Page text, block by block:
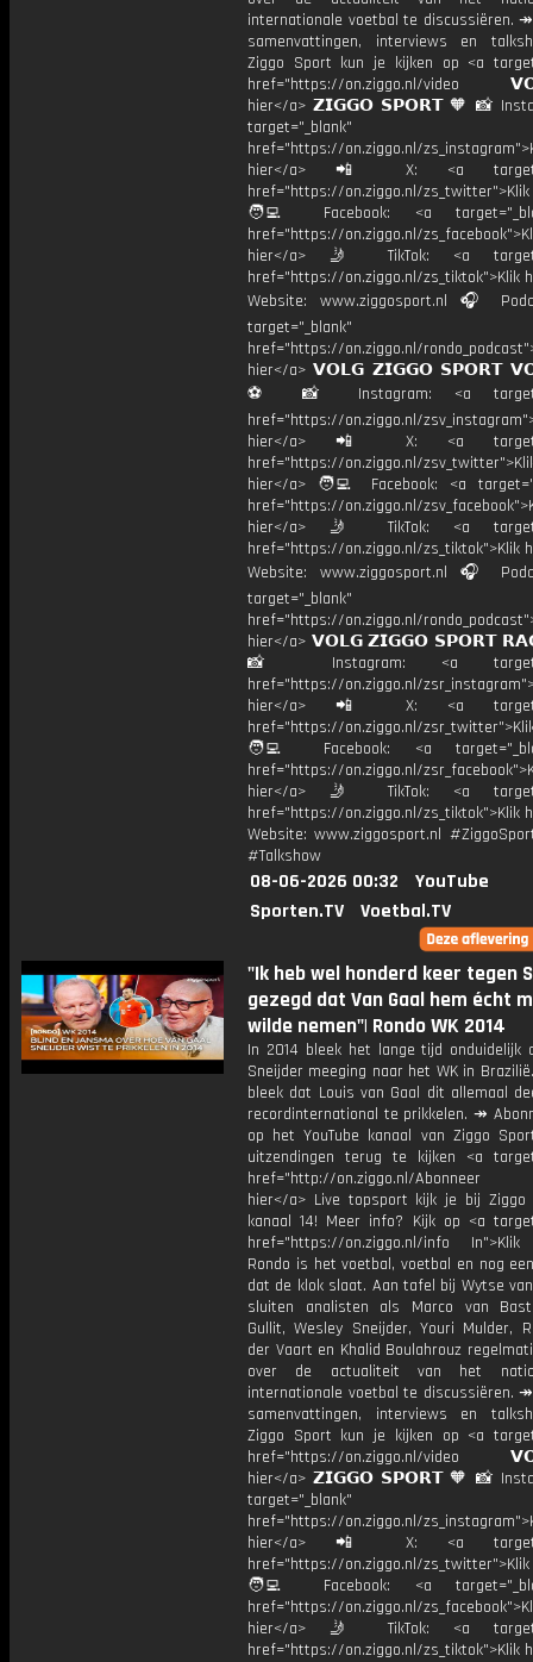
internationale voetbal te discussiëren.
samenvattingen, interviews en
Ziggo Sport kun je kijken op <a
href="https://on.ziggo.nl/video
hier</a> 𝗭𝗜𝗚𝗚𝗢 𝗦𝗣𝗢𝗥𝗧 🧡 📸
target="_blank"
href="https://on.ziggo.nl/
hier</a> 📲 X: <a
href="https://on.ziggo.nl/
🧑‍💻 Facebook: <a
href="https://on.ziggo.nl/
hier</a> 🤳 TikTok: <a
href="https://on.ziggo.nl/zs_tiktok">Klik
Website: www.ziggosport.nl 🎧
target="_blank"
href="https://on.ziggo.nl/
hier</a> 𝗩𝗢𝗟𝗚 𝗭𝗜𝗚𝗚𝗢 𝗦𝗣𝗢𝗥𝗧
⚽️ 📸 Instagram: <a
href="https://on.ziggo.nl/
hier</a> 📲 X: <a
href="https://on.ziggo.nl/
hier</a> 🧑‍💻 Facebook: <a
href="https://on.ziggo.nl/
hier</a> 🤳 TikTok: <a
href="https://on.ziggo.nl/zs_tiktok">Klik
Website: www.ziggosport.nl 🎧
target="_blank"
href="https://on.ziggo.nl/
hier</a> 𝗩𝗢𝗟𝗚 𝗭𝗜𝗚𝗚𝗢 𝗦𝗣𝗢𝗥𝗧
📸 Instagram: <a
href="https://on.ziggo.nl/
hier</a> 📲 X: <a
href="https://on.ziggo.nl/
🧑‍💻 Facebook: <a
href="https://on.ziggo.nl/
hier</a> 🤳 TikTok: <a
href="https://on.ziggo.nl/zs_tiktok">Klik
Website: www.ziggosport.nl
#Talkshow
08-06-2026 00:32
YouTube
Sporten.TV
Voetbal.TV
"Ik heb wel honderd keer tegen
gezegd dat Van Gaal hem écht
wilde nemen"| Rondo WK 2014
In 2014 bleek het lange tijd onduidelijk
Sneijder meeging naar het WK in
bleek dat Louis van Gaal dit allemaal
recordinternational te prikkelen. ↠
op het YouTube kanaal van Ziggo
uitzendingen terug te kijken <a
href="http://on.ziggo.nl/
hier</a> Live topsport kijk je bij
kanaal 14! Meer info? Kijk op <a
href="https://on.ziggo.nl/info
Rondo is het voetbal, voetbal en nog
dat de klok slaat. Aan tafel bij Wytse
sluiten analisten als Marco van
Gullit, Wesley Sneijder, Youri Mulder,
der Vaart en Khalid Boulahrouz
over de actualiteit van het
internationale voetbal te discussiëren.
samenvattingen, interviews en
Ziggo Sport kun je kijken op <a
href="https://on.ziggo.nl/video
hier</a> 𝗭𝗜𝗚𝗚𝗢 𝗦𝗣𝗢𝗥𝗧 🧡 📸
target="_blank"
href="https://on.ziggo.nl/
hier</a> 📲 X: <a
href="https://on.ziggo.nl/
🧑‍💻 Facebook: <a
href="https://on.ziggo.nl/
hier</a> 🤳 TikTok: <a
href="https://on.ziggo.nl/zs_tiktok">Klik